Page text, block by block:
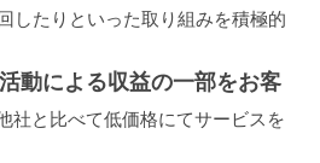
したりといった取り組みを積極的
動による収益の一部をお客
社と比べて低価格にてサービスを